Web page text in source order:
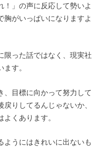
！」の声に反応して勢いよ
胸がいっぱいになりますよ
限った話ではなく、現実社
す。
、目標に向かって努力して
りしてるんじゃないか、
くあります。
ようにはきれいに出ないも